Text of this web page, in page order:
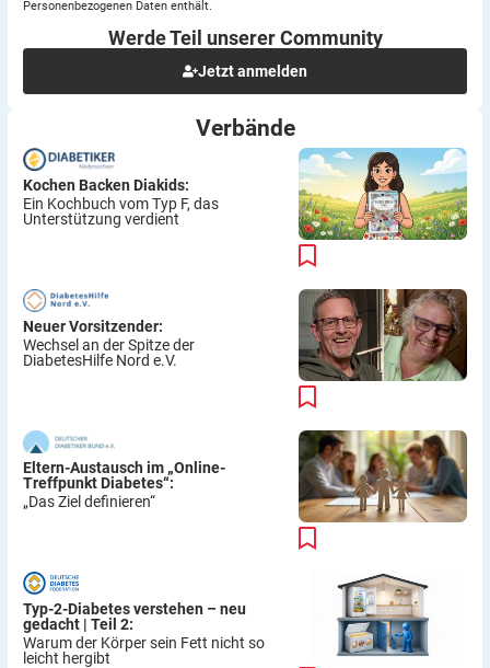
Personenbezogenen Daten enthält.
Werde Teil unserer Community
Jetzt anmelden
Verbände
Kochen Backen Diakids:
Ein Kochbuch vom Typ F, das
Unterstützung verdient
Neuer Vorsitzender:
Wechsel an der Spitze der
DiabetesHilfe Nord e.V.
Eltern-Austausch im „Online-
Treffpunkt Diabetes“:
„Das Ziel definieren“
Typ-2-Diabetes verstehen – neu
gedacht | Teil 2:
Warum der Körper sein Fett nicht so
leicht hergibt